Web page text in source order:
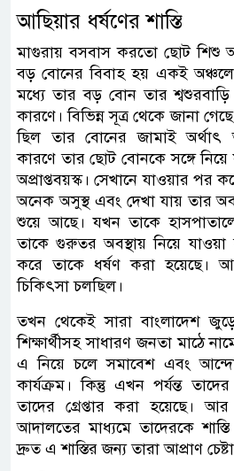
আছিয়ার ধর্ষণের শাস্তি
মাগুরায় বসবাস করতো ছোট শিশু
বড় বোনের বিবাহ হয় একই
মধ্যে তার বড় বোন তার
কারণে। বিভিন্ন সূত্র থেকে জানা
ছিল তার বোনের জামাই অর্থাৎ
কারণে তার ছোট বোনকে সঙ্গে
অপ্রাপ্তবয়স্ক। সেখানে যাওয়ার পর
অনেক অসুস্থ এবং দেখা যায় তার
শুয়ে আছে। যখন তাকে
তাকে গুরুতর অবস্থায় নিয়ে যাওয়া
করে তাকে ধর্ষণ করা হয়েছে।
চিকিৎসা চলছিল।
তখন থেকেই সারা বাংলাদেশ
শিক্ষার্থীসহ সাধারণ জনতা মাঠে
এ নিয়ে চলে সমাবেশ এবং
কার্যক্রম। কিন্তু এখন পর্যন্ত
তাদের গ্রেপ্তার করা হয়েছে।
আদালতের মাধ্যমে তাদেরকে
দ্রুত এ শাস্তির জন্য তারা আপ্রাণ